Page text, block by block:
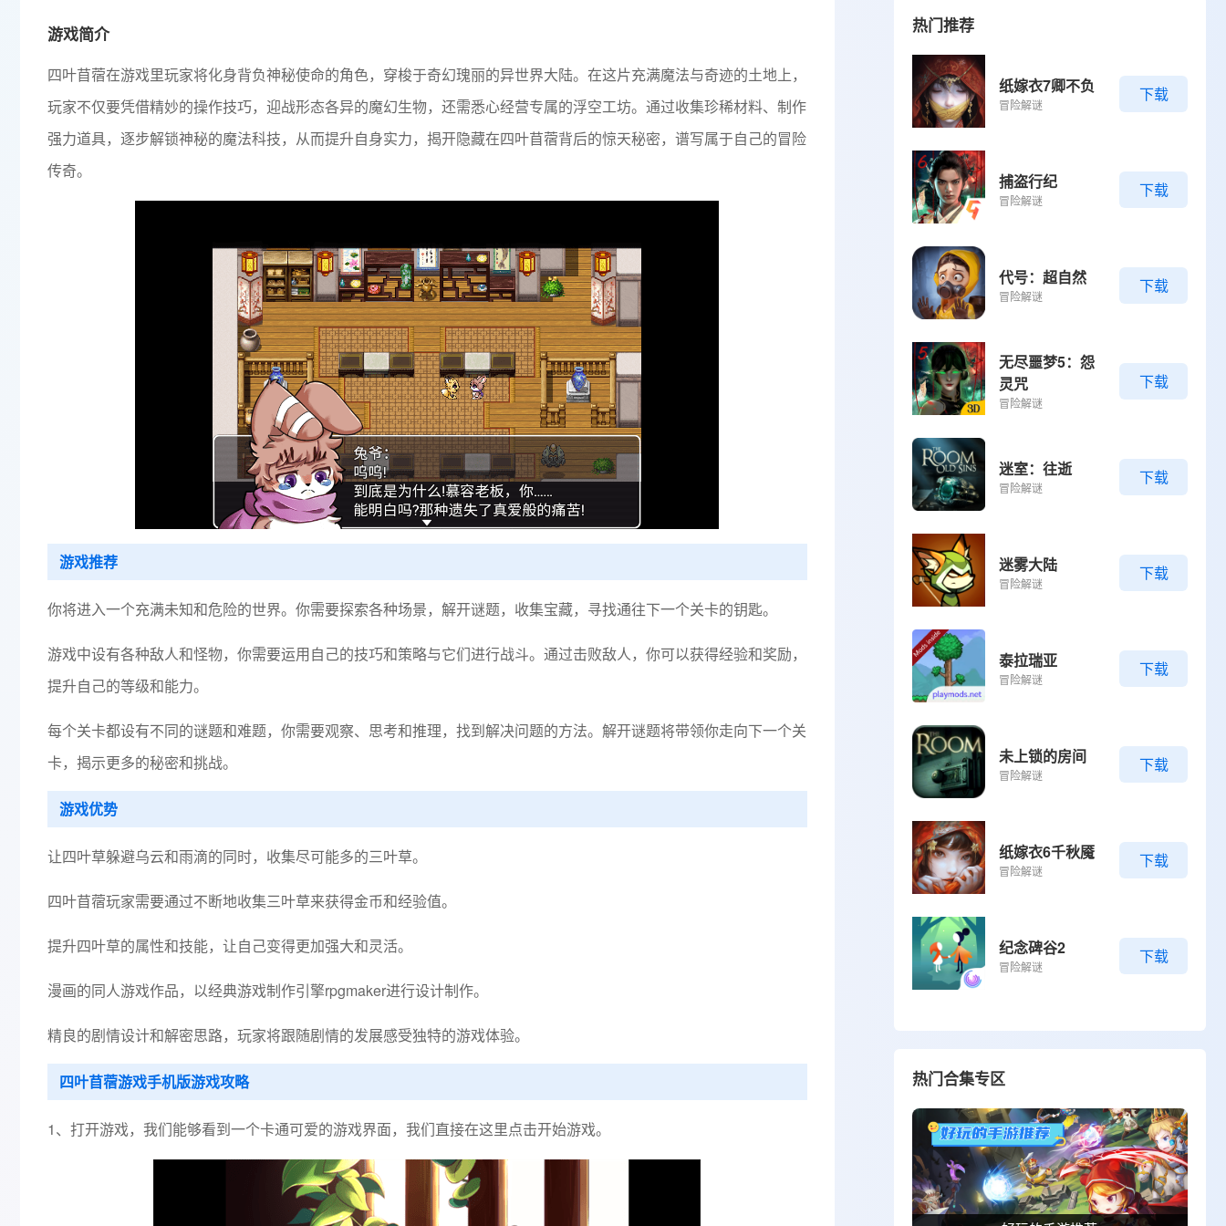
游戏简介
四叶苜蓿在游戏里玩家将化身背负神秘使命的角色，穿梭于奇幻瑰丽的异世界大陆。在这片充满魔法与奇迹的土地上，
玩家不仅要凭借精妙的操作技巧，迎战形态各异的魔幻生物，还需悉心经营专属的浮空工坊。通过收集珍稀材料、制作
强力道具，逐步解锁神秘的魔法科技，从而提升自身实力，揭开隐藏在四叶苜蓿背后的惊天秘密，谱写属于自己的冒险
传奇。
游戏推荐
你将进入一个充满未知和危险的世界。你需要探索各种场景，解开谜题，收集宝藏，寻找通往下一个关卡的钥匙。
游戏中设有各种敌人和怪物，你需要运用自己的技巧和策略与它们进行战斗。通过击败敌人，你可以获得经验和奖励，
提升自己的等级和能力。
每个关卡都设有不同的谜题和难题，你需要观察、思考和推理，找到解决问题的方法。解开谜题将带领你走向下一个关
卡，揭示更多的秘密和挑战。
游戏优势
让四叶草躲避乌云和雨滴的同时，收集尽可能多的三叶草。
四叶苜蓿玩家需要通过不断地收集三叶草来获得金币和经验值。
提升四叶草的属性和技能，让自己变得更加强大和灵活。
漫画的同人游戏作品，以经典游戏制作引擎rpgmaker进行设计制作。
精良的剧情设计和解密思路，玩家将跟随剧情的发展感受独特的游戏体验。
四叶苜蓿游戏手机版游戏攻略
1、打开游戏，我们能够看到一个卡通可爱的游戏界面，我们直接在这里点击开始游戏。
热门推荐
纸嫁衣7卿不负
冒险解谜
下载
捕盗行纪
冒险解谜
下载
代号：超自然
冒险解谜
下载
无尽噩梦5：怨
灵咒
冒险解谜
下载
迷室：往逝
冒险解谜
下载
迷雾大陆
冒险解谜
下载
泰拉瑞亚
冒险解谜
下载
未上锁的房间
冒险解谜
下载
纸嫁衣6千秋魇
冒险解谜
下载
纪念碑谷2
冒险解谜
下载
热门合集专区